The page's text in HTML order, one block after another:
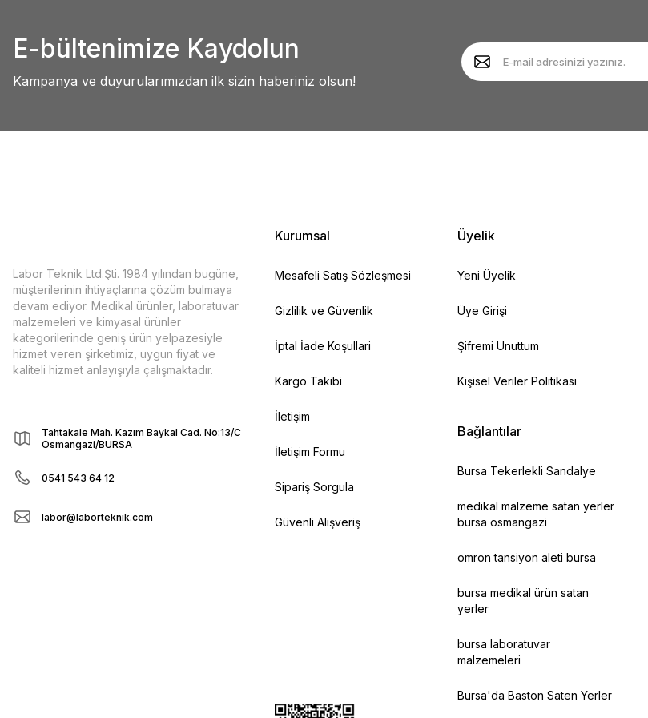
Ürün açıklamasında eksik bilgiler bulunuyor.
Ürün fiyatı diğer sitelerden daha pahalı.
Deneyimini Paylaş
E-bültenimize Kaydolun
Kampanya ve duyurularımızdan ilk sizin haberiniz olsun!
Labor Teknik Ltd.Şti. 1984 yılından bugüne,
müşterilerinin ihtiyaçlarına çözüm bulmaya
devam ediyor. Medikal ürünler, laboratuvar
malzemeleri ve kimyasal ürünler
kategorilerinde geniş ürün yelpazesiyle
hizmet veren şirketimiz, uygun fiyat ve
kaliteli hizmet anlayışıyla çalışmaktadır.
Tahtakale Mah. Kazım Baykal Cad. No:13/C
Osmangazi/BURSA
0541 543 64 12
labor@laborteknik.com
Kurumsal
Mesafeli Satış Sözleşmesi
Gizlilik ve Güvenlik
İptal İade Koşullari
Kargo Takibi
İletişim
İletişim Formu
Sipariş Sorgula
Güvenli Alışveriş
Üyelik
Yeni Üyelik
Üye Girişi
Şifremi Unuttum
Kişisel Veriler Politikası
Bağlantılar
Bursa Tekerlekli Sandalye
medikal malzeme satan yerler
bursa osmangazi
omron tansiyon aleti bursa
bursa medikal ürün satan
yerler
bursa laboratuvar
malzemeleri
Bursa'da Baston Saten Yerler